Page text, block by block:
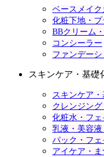
ベースメイ
化粧下地・プ
BBクリーム
コンシーラー
ファンデー
スキンケア・基礎
スキンケア
クレンジン
化粧水・フ
乳液・美容
パック・フェ
アイケア・